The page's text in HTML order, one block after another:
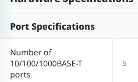
Port Specifications
Number of
10/100/1000BASE-T
ports
5